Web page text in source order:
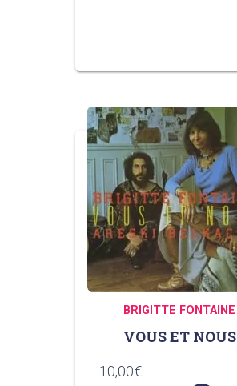
BRIGITTE FONTAINE
VOUS ET NOUS
10,00€